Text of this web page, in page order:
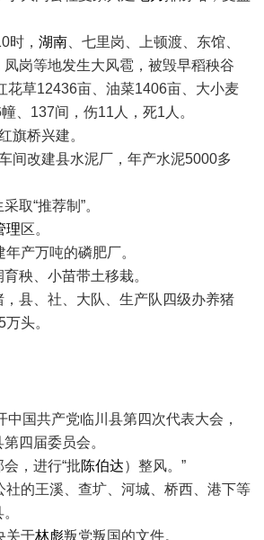
时， 湖南 、七里岗、上顿渡、东馆、
岗等地发生大风雹，被毁早稻秧谷
花草12436亩、油菜1406亩、大小麦
、137间，伤11人，死1人。
旗桥兴建。
间改建县水泥厂，年产水泥5000多
取“推荐制”。
理区。
产万吨的磷肥厂。
秧、小苗带土移栽。
，县、社、大队、生产队四级办养猪
头。
中国共产党临川县第四次代表大会，
四届委员会。
，进行“批陈伯达）整风。”
社的王溪、查圹、河城、桥西、港下等
关于林彪叛党叛国的文件。